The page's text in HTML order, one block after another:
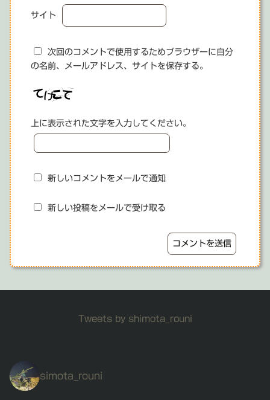
サイト
次回のコメントで使用するためブラウザーに自分
の名前、メールアドレス、サイトを保存する。
上に表示された文字を入力してください。
新しいコメントをメールで通知
新しい投稿をメールで受け取る
Tweets by shimota_rouni
simota_rouni